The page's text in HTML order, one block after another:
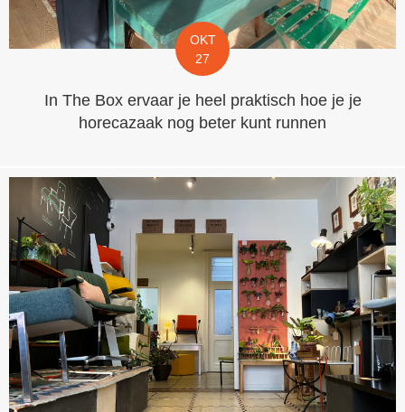
OKT
27
In The Box ervaar je heel praktisch hoe je je
horecazaak nog beter kunt runnen